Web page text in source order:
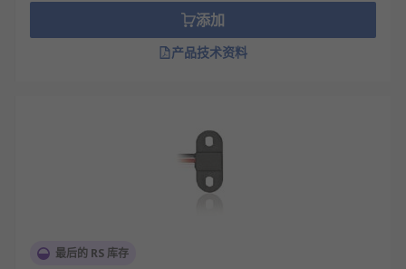
添加
产品技术资料
最后的 RS 库存